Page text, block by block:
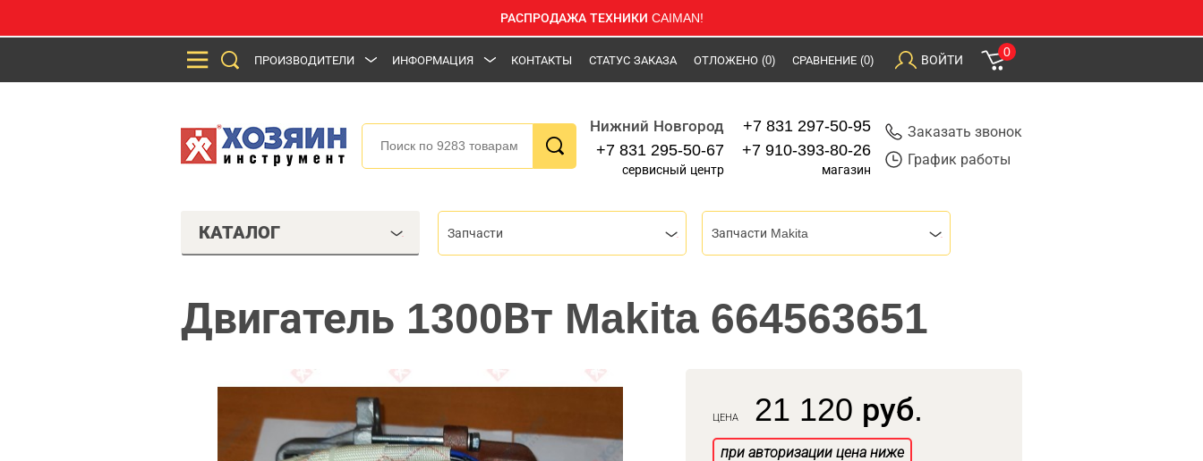
РАСПРОДАЖА ТЕХНИКИ CAIMAN!
ПРОИЗВОДИТЕЛИ ИНФОРМАЦИЯ КОНТАКТЫ СТАТУС ЗАКАЗА ОТЛОЖЕНО (0) СРАВНЕНИЕ (0) ВОЙТИ
0
Нижний Новгород
+7 831 295-50-67
сервисный центр
+7 831 297-50-95
+7 910-393-80-26
магазин
Заказать звонок
График работы
КАТАЛОГ Запчасти Запчасти Makita
Двигатель 1300Вт Makita 664563651
ЦЕНА 21 120 руб.
при авторизации цена ниже